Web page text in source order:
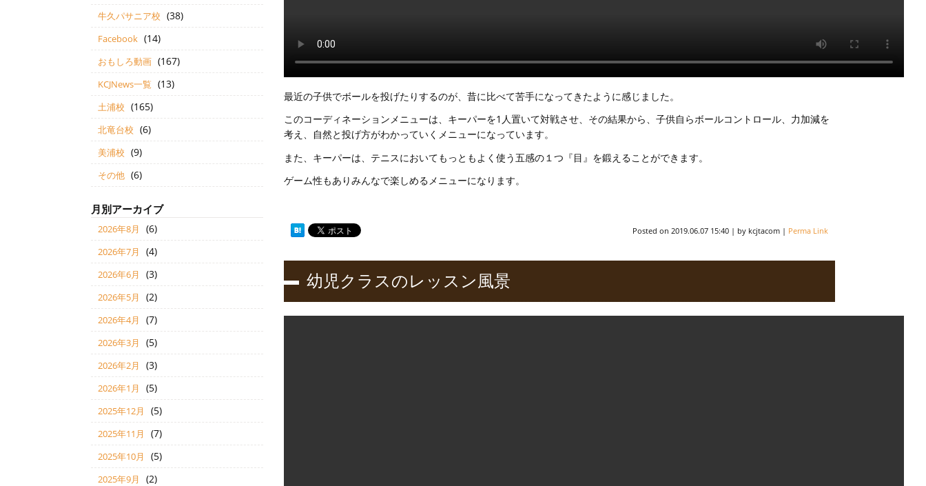
最近の子供でボールを投げたりするのが、昔に比べて苦手になってきたように感じました。
このコーディネーションメニューは、キーパーを1人置いて対戦させ、その結果から、子供自らボールコントロール、力加減を
考え、自然と投げ方がわかっていくメニューになっています。
また、キーパーは、テニスにおいてもっともよく使う五感の１つ『目』を鍛えることができます。
ゲーム性もありみんなで楽しめるメニューになります。
Posted on 2019.06.07 15:40 | by kcjtacom | Perma Link
幼児クラスのレッスン風景
牛久パサニア校 (38)
Facebook (14)
おもしろ動画 (167)
KCJNews一覧 (13)
土浦校 (165)
北竜台校 (6)
美浦校 (9)
その他 (6)
月別アーカイブ
2026年8月 (6)
2026年7月 (4)
2026年6月 (3)
2026年5月 (2)
2026年4月 (7)
2026年3月 (5)
2026年2月 (3)
2026年1月 (5)
2025年12月 (5)
2025年11月 (7)
2025年10月 (5)
2025年9月 (2)